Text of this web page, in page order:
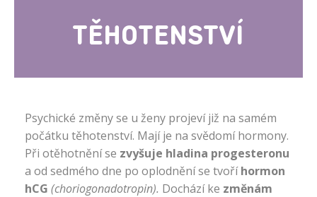
TĚHOTENSTVÍ
Psychické změny se u ženy projeví již na samém
počátku těhotenství. Mají je na svědomí hormony.
Při otěhotnění se zvyšuje hladina progesteronu
a od sedmého dne po oplodnění se tvoříhormon
hCG (choriogonadotropin). Dochází ke změnám